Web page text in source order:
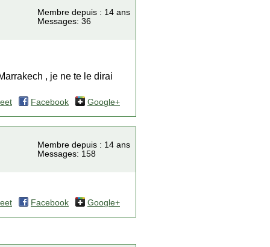
Membre depuis : 14 ans
Messages: 36
, je ne te le dirai
Facebook Google+
Membre depuis : 14 ans
Messages: 158
Facebook Google+